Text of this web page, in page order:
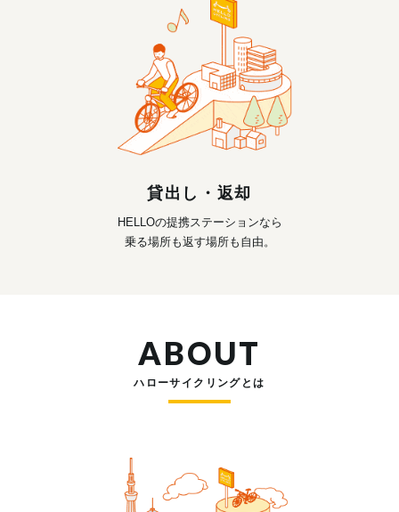
貸出し・返却
HELLOの提携ステーションなら
乗る場所も返す場所も自由。
ABOUT
ハローサイクリングとは